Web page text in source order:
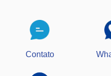
Contato